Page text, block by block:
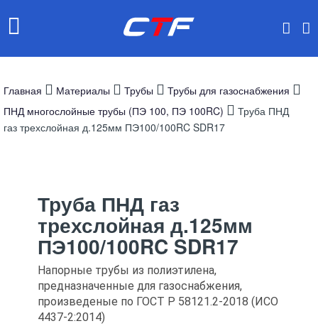
Главная Материалы Трубы
Трубы для газоснабжения
ПНД многослойные трубы (ПЭ 100, ПЭ 100RC)
Труба ПНД
газ трехслойная д.125мм ПЭ100/100RC SDR17
Труба ПНД газ
трехслойная д.125мм
ПЭ100/100RC SDR17
Напорные трубы из полиэтилена,
предназначенные для газоснабжения,
произведеные по ГОСТ Р 58121.2-2018 (ИСО
4437-2:2014)